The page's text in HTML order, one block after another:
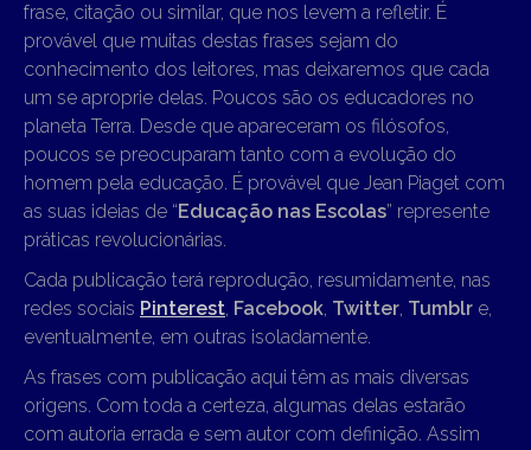
frase, citação ou similar, que nos levem a refletir. É
provável que muitas destas frases sejam do
conhecimento dos leitores, mas deixaremos que cada
um se aproprie delas. Poucos são os educadores no
planeta Terra. Desde que apareceram os filósofos,
poucos se preocuparam tanto com a evolução do
homem pela educação. É provável que Jean Piaget com
as suas ideias de “Educação nas Escolas” represente
práticas revolucionárias.
Cada publicação terá reprodução, resumidamente, nas
redes sociais Pinterest, Facebook, Twitter, Tumblr e,
eventualmente, em outras isoladamente.
As frases com publicação aqui têm as mais diversas
origens. Com toda a certeza, algumas delas estarão
com autoria errada e sem autor com definição. Assim